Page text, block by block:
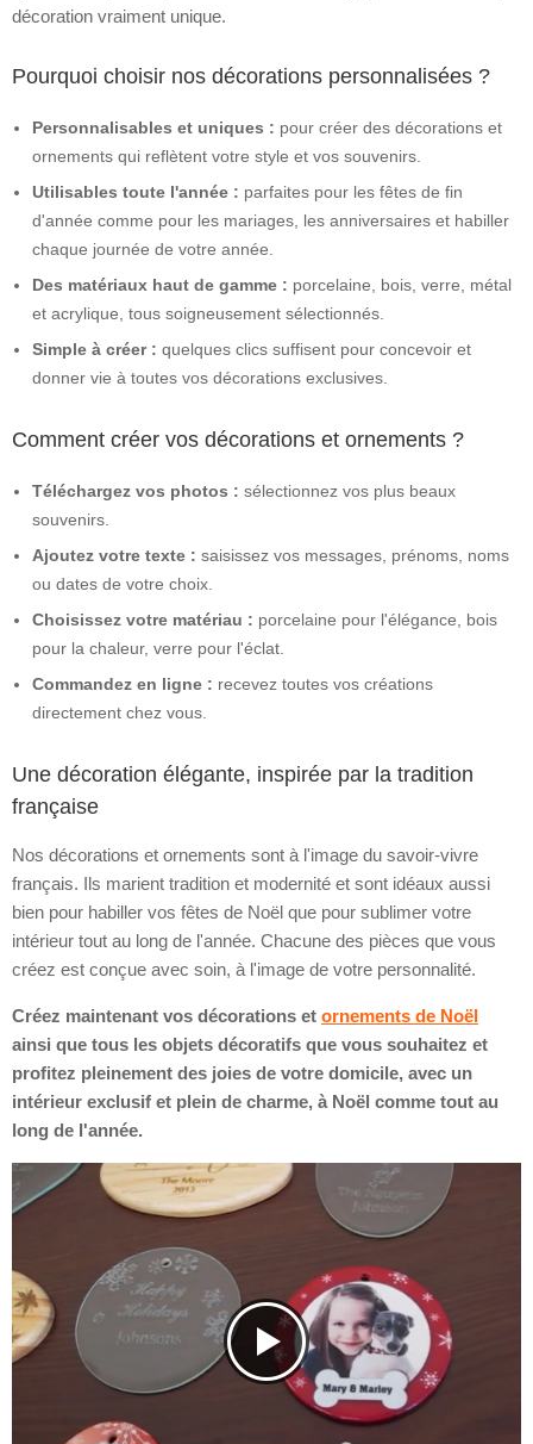
décoration vraiment unique.
Pourquoi choisir nos décorations personnalisées ?
Personnalisables et uniques : pour créer des décorations et
ornements qui reflètent votre style et vos souvenirs.
Utilisables toute l'année : parfaites pour les fêtes de fin
d'année comme pour les mariages, les anniversaires et habiller
chaque journée de votre année.
Des matériaux haut de gamme : porcelaine, bois, verre, métal
et acrylique, tous soigneusement sélectionnés.
Simple à créer : quelques clics suffisent pour concevoir et
donner vie à toutes vos décorations exclusives.
Comment créer vos décorations et ornements ?
Téléchargez vos photos : sélectionnez vos plus beaux
souvenirs.
Ajoutez votre texte : saisissez vos messages, prénoms, noms
ou dates de votre choix.
Choisissez votre matériau : porcelaine pour l'élégance, bois
pour la chaleur, verre pour l'éclat.
Commandez en ligne : recevez toutes vos créations
directement chez vous.
Une décoration élégante, inspirée par la tradition
française
Nos décorations et ornements sont à l'image du savoir-vivre
français. Ils marient tradition et modernité et sont idéaux aussi
bien pour habiller vos fêtes de Noël que pour sublimer votre
intérieur tout au long de l'année. Chacune des pièces que vous
créez est conçue avec soin, à l'image de votre personnalité.
Créez maintenant vos décorations et ornements de Noël
ainsi que tous les objets décoratifs que vous souhaitez et
profitez pleinement des joies de votre domicile, avec un
intérieur exclusif et plein de charme, à Noël comme tout au
long de l'année.